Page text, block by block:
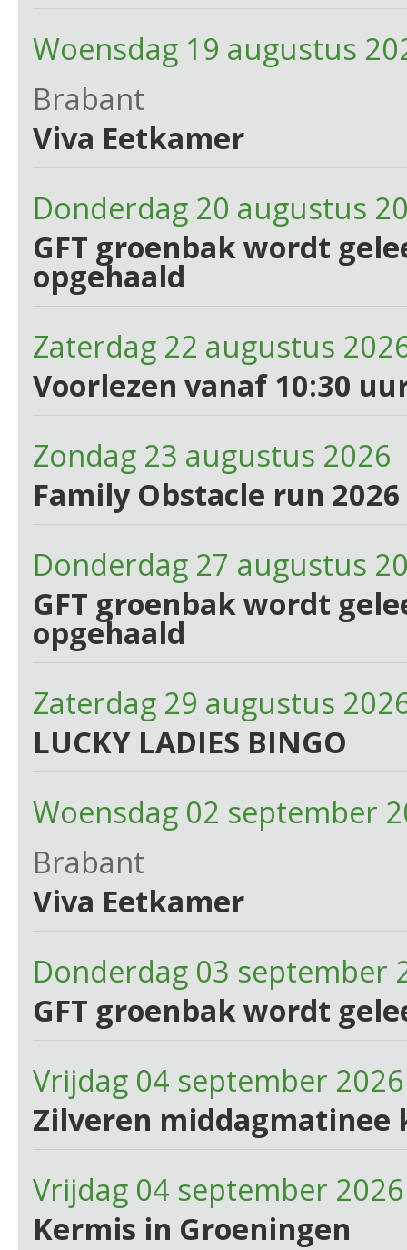
Woensdag 19 augustus
Brabant
Viva Eetkamer
Donderdag 20 augustus
GFT groenbak wordt
opgehaald
Zaterdag 22 augustus
Voorlezen vanaf 10:30
Zondag 23 augustus
Family Obstacle run 2026
Donderdag 27 augustus
GFT groenbak wordt
opgehaald
Zaterdag 29 augustus
LUCKY LADIES BINGO
Woensdag 02 september
Brabant
Viva Eetkamer
Donderdag 03 september
GFT groenbak wordt
Vrijdag 04 september 2026
Zilveren middagmatinee
Vrijdag 04 september
Kermis in Groeningen